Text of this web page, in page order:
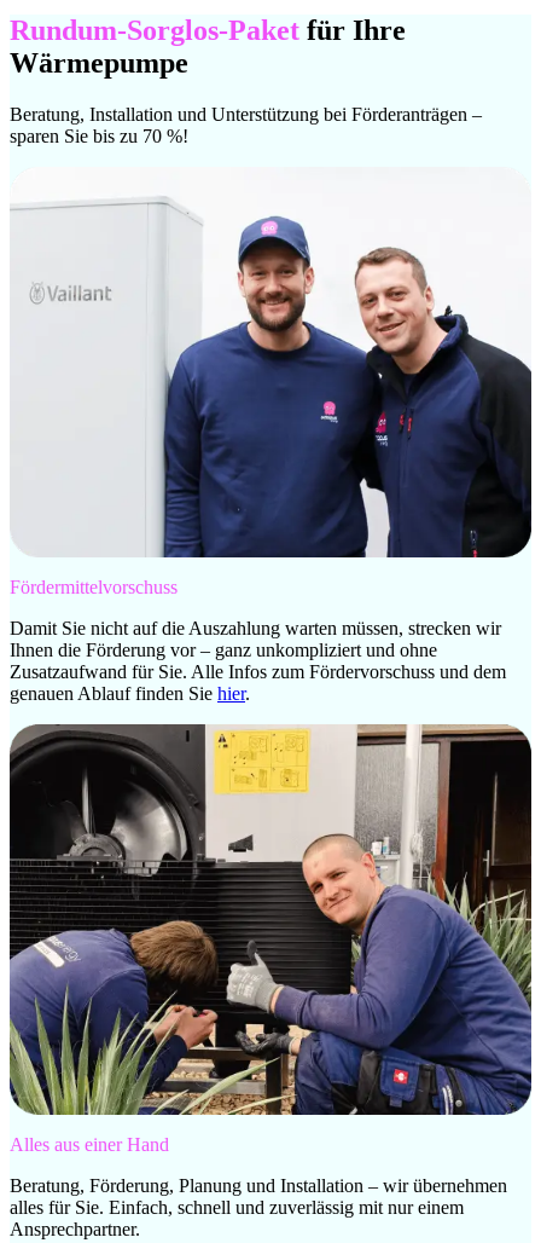
Rundum-Sorglos-Paket für Ihre
Wärmepumpe
Beratung, Installation und Unterstützung bei Förderanträgen –
sparen Sie bis zu 70 %!
Fördermittelvorschuss
Damit Sie nicht auf die Auszahlung warten müssen, strecken wir
Ihnen die Förderung vor – ganz unkompliziert und ohne
Zusatzaufwand für Sie. Alle Infos zum Fördervorschuss und dem
genauen Ablauf finden Sie hier.
Alles aus einer Hand
Beratung, Förderung, Planung und Installation – wir übernehmen
alles für Sie. Einfach, schnell und zuverlässig mit nur einem
Ansprechpartner.